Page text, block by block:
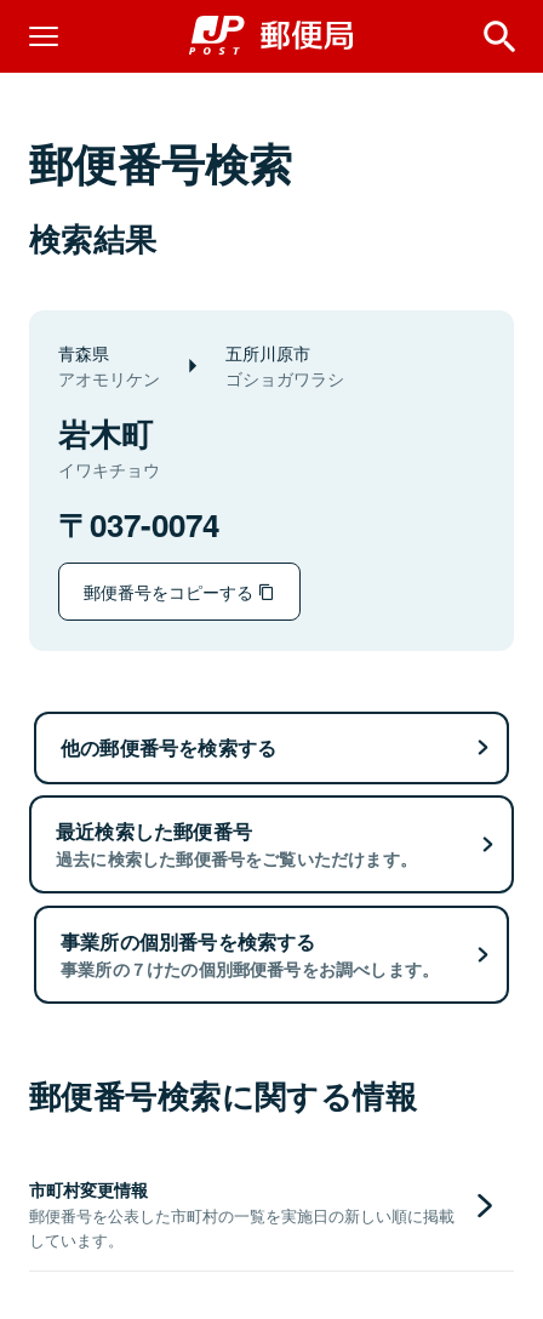
郵便番号検索
検索結果
青森県
アオモリケン
五所川原市
ゴショガワラシ
岩木町
イワキチョウ
037-0074
郵便番号をコピーする
他の郵便番号を検索する
最近検索した郵便番号
過去に検索した郵便番号をご覧いただけます。
事業所の個別番号を検索する
事業所の７けたの個別郵便番号をお調べします。
郵便番号検索に関する情報
市町村変更情報
郵便番号を公表した市町村の一覧を実施日の新しい順に掲載
しています。